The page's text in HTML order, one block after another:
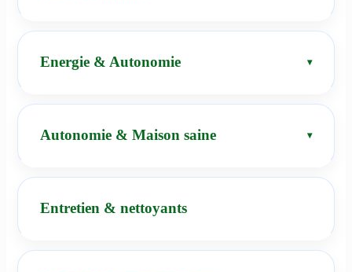
Energie & Autonomie
Autonomie & Maison saine
Entretien & nettoyants